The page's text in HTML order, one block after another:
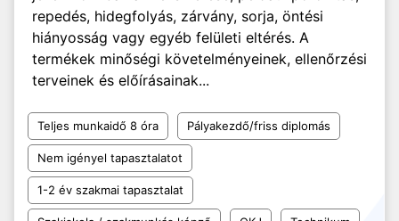
repedés, hidegfolyás, zárvány, sorja, öntési
hiányosság vagy egyéb felületi eltérés. A
termékek minőségi követelményeinek, ellenőrzési
terveinek és előírásainak...
Teljes munkaidő 8 óra Pályakezdő/friss diplomás
Nem igényel tapasztalatot
1-2 év szakmai tapasztalat